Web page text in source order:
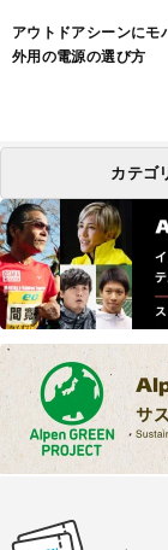
アウトドアシーンにモ
外用の電源の選び方
カテゴ